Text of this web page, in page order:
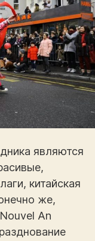
являются
китайская
же,
An